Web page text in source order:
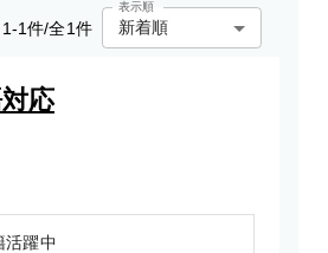
1-1件/全1件
表示順
新着順
応
活躍中